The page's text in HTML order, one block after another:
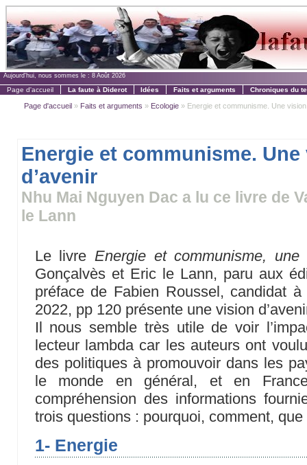
Aujourd'hui, nous sommes le : 8 Août 2026
Page d'accueil La faute à Diderot Idées Faits et arguments Chroniques du
Page d'accueil» Faits et arguments » Ecologie» Energie et communisme. Une vision
Energie et communisme.
d’avenir
Nhu Mai Nguyen Dac a lu ce livre de
le Lann
Le livre Energie et communisme, une
Gonçalvès et Eric le Lann, paru aux
préface de Fabien Roussel, candidat à
2022, pp 120 présente une vision
Il nous semble très utile de voir
lecteur lambda car les auteurs ont
des politiques à promouvoir dans les
le monde en général, et en
compréhension des informations
trois questions : pourquoi, comment, que
1- Energie